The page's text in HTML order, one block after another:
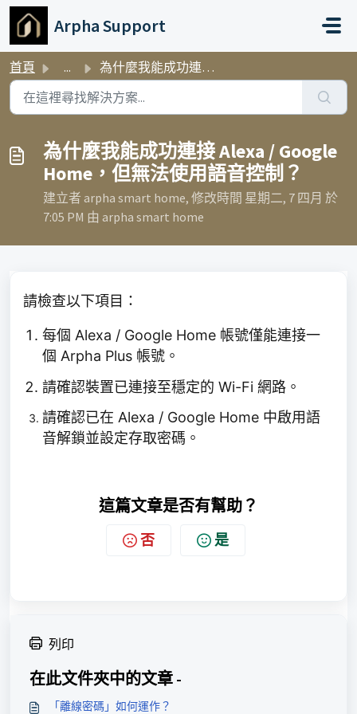
略過至主要內容
Arpha Support
首頁 ... 為什麼我能成功連接 Alexa / Google Home，但無法使用語音控制？
為什麼我能成功連接 Alexa / Google
Home，但無法使用語音控制？
建立者 arpha smart home, 修改時間 星期二, 7 四月 於
7:05 PM 由 arpha smart home
請檢查以下項目：
每個 Alexa / Google Home 帳號僅能連接一
個 Arpha Plus 帳號。
請確認裝置已連接至穩定的 Wi-Fi 網路。
請確認已在 Alexa / Google Home 中啟用語
音解鎖並設定存取密碼。
這篇文章是否有幫助？
否 是
列印
在此文件夾中的文章 -
「離線密碼」如何運作？